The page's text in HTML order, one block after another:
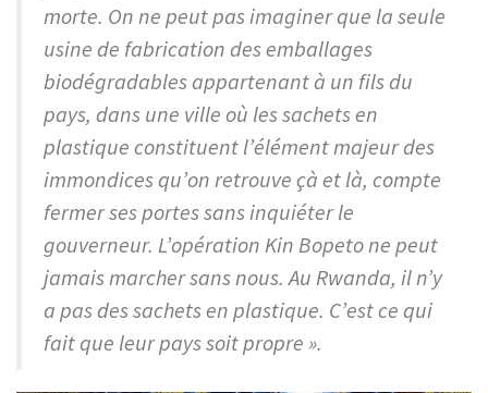
morte. On ne peut pas imaginer que la seule
usine de fabrication des emballages
biodégradables appartenant à un fils du
pays, dans une ville où les sachets en
plastique constituent l’élément majeur des
immondices qu’on retrouve çà et là, compte
fermer ses portes sans inquiéter le
gouverneur. L’opération Kin Bopeto ne peut
jamais marcher sans nous. Au Rwanda, il n’y
a pas des sachets en plastique. C’est ce qui
fait que leur pays soit propre ».